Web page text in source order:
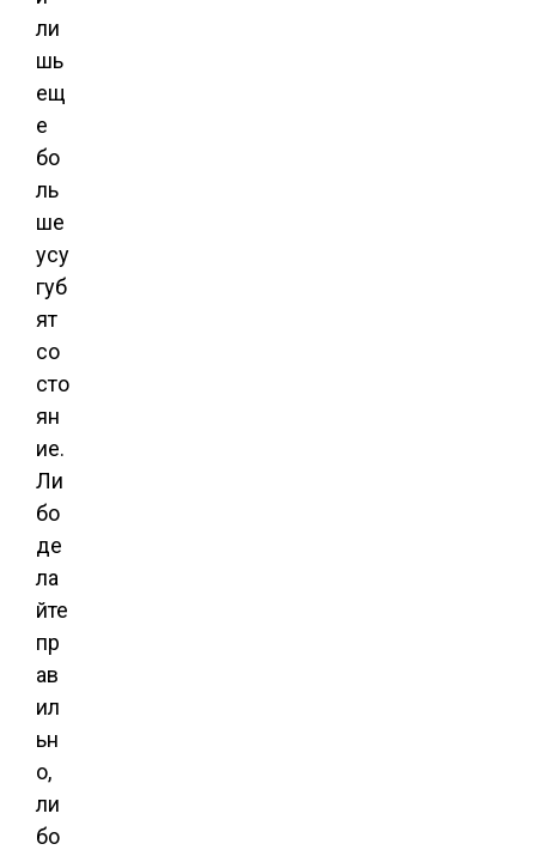
ли
шь
ещ
е
бо
ль
ше
усу
губ
ят
со
сто
ян
ие.
Ли
бо
де
ла
йте
пр
ав
ил
ьн
о,
ли
бо